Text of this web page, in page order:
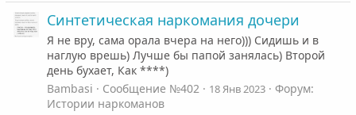
Синтетическая наркомания дочери
Я не вру, сама орала вчера на него))) Сидишь и в
наглую врешь) Лучше бы папой занялась) Второй
день бухает, Как ****)
Bambasi
Сообщение №402 18 Янв 2023
Форум:
Истории наркоманов